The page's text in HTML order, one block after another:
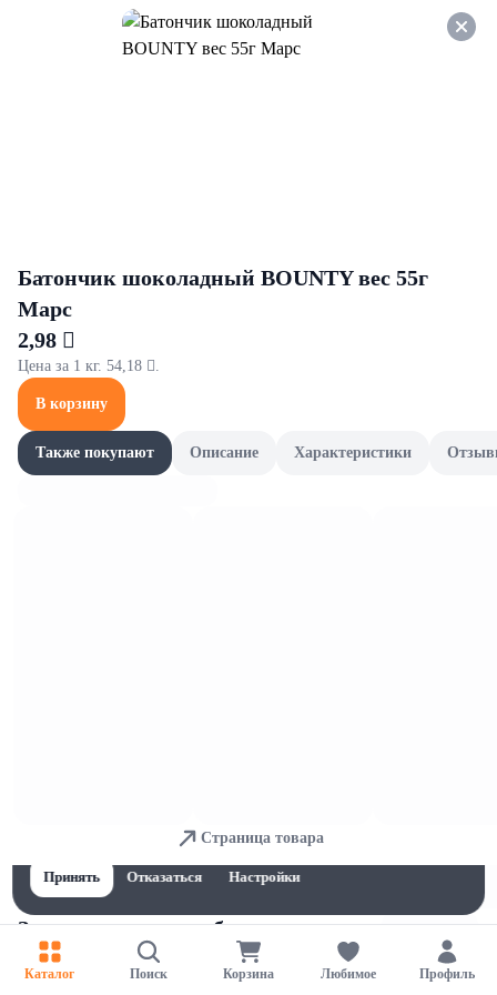
Оформляйте заказ НА
САМОВЫВОЗ и получайте
Замороженные грибы
Каталог Поиск Корзина Любимое Профиль
Принять
Отказаться Настройки
Батончик шоколадный BOUNTY вес 55г
Марс
2,98 
Цена за 1 кг. 54,18 .
В корзину
Также покупают Описание Характеристики
Страница товара